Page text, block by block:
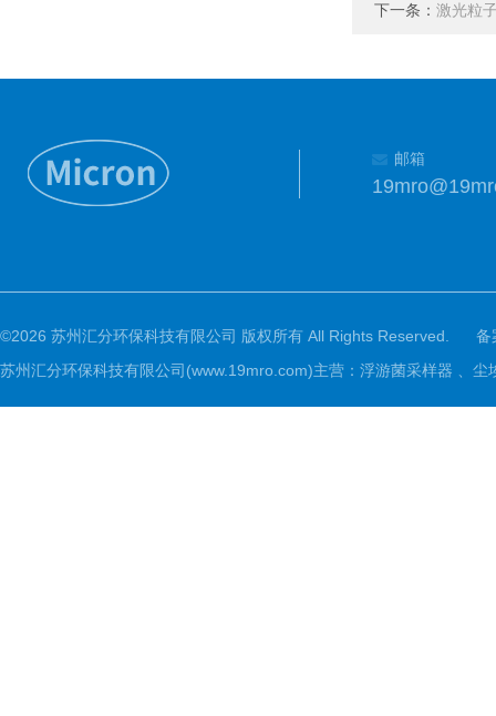
下一条： 激光粒
邮箱
©2026 苏州汇分环保科技有限公司 版权所有 All Rights Reserved.
备
苏州汇分环保科技有限公司(www.19mro.com)主营：浮游菌采样器 、